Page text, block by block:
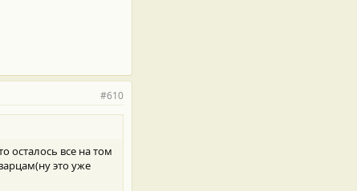
#610
осталось все на том
это уже